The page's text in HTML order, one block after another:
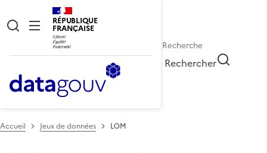
RÉPUBLIQUE
FRANÇAISE
Rechercher
Accueil Jeux de données LOM